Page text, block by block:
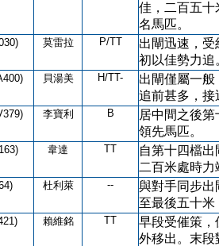
佳，二百五十
名馬匹。
莫雷拉 P/TT
出閘迅速，
初以佳勢力追
貝湯美 H/TT-
出閘僅屬一
追前甚多，接
李寶利 B
居中間之後
領先馬匹。
韋達 TT
自第十四檔
二百米處時力
杜利萊 --
與對手同步出
至最後五十米
賴維銘 TT
早段受催策，
外移出。末段